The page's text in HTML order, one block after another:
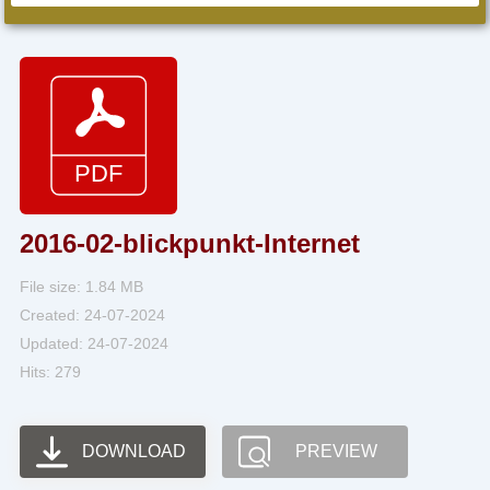
2016-02-blickpunkt-Internet
File size: 1.84 MB
Created: 24-07-2024
Updated: 24-07-2024
Hits: 279
DOWNLOAD PREVIEW